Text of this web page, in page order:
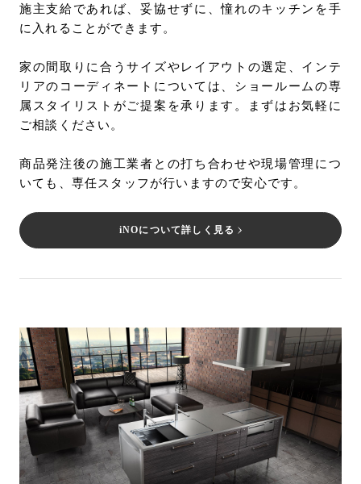
施主支給であれば、妥協せずに、憧れのキッチンを手
に入れることができます。
家の間取りに合うサイズやレイアウトの選定、インテ
リアのコーディネートについては、ショールームの専
属スタイリストがご提案を承ります。まずはお気軽に
ご相談ください。
商品発注後の施工業者との打ち合わせや現場管理につ
いても、専任スタッフが行いますので安心です。
iNOについて詳しく見る